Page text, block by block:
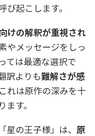
び起こします。
けの解釈が重視され
やメッセージをしっ
ては最適な選択で
訳よりも難解さが感
れは原作の深みを十
す。
の王子様」は、 原